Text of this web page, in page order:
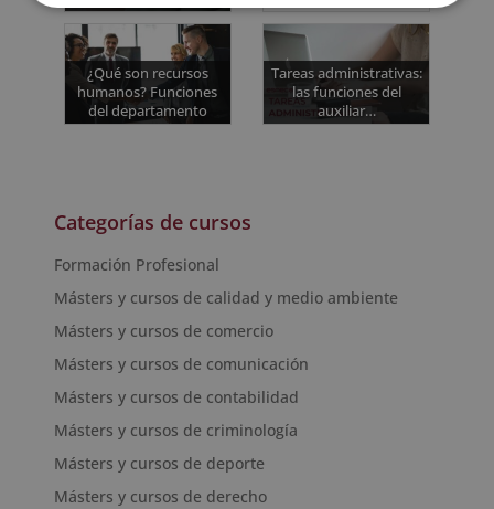
¿Qué son recursos
humanos? Funciones
del departamento
Tareas administrativas:
las funciones del
auxiliar…
Categorías de cursos
Formación Profesional
Másters y cursos de calidad y medio ambiente
Másters y cursos de comercio
Másters y cursos de comunicación
Másters y cursos de contabilidad
Másters y cursos de criminología
Másters y cursos de deporte
Másters y cursos de derecho